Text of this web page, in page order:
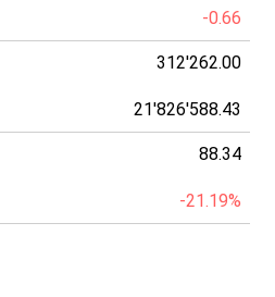
-0.66
312'262.00
21'826'588.43
88.34
-21.19%